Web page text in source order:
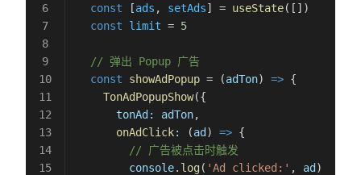
  const
[ads , setAds] = useState([])
  const
limit = 5
  // 弹出 Popup 广告
  const
showAdPopup = (adTon) => {
    TonAdPopupShow
({
      tonAd:
adTon,
      onAdClick
: (ad ) => {
        // 广告被点击时触发
        console
. log( 'Ad clicked:' , ad )